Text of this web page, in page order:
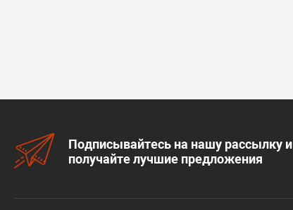
Подписывайтесь на нашу рассылку и
получайте лучшие предложения